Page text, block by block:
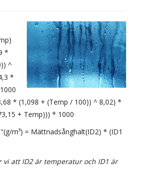
*
^
*
* (1,098 + (Temp / 100)) ^ 8,02) *
+ Temp))) * 1000
m³) = Mättnadsånghalt(ID2) * (ID1
att ID2 är temperatur och ID1 är